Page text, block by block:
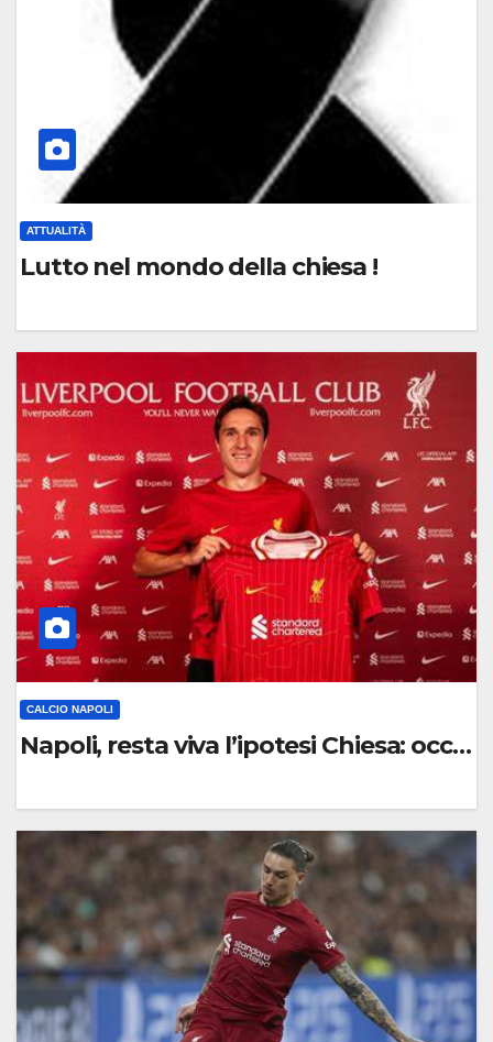
ATTUALITÀ
Lutto nel mondo della chiesa !
0
O
M
N
O
CALCIO NAPOLI
Napoli, resta viva l’ipotesi Chiesa:
0
M
M
O